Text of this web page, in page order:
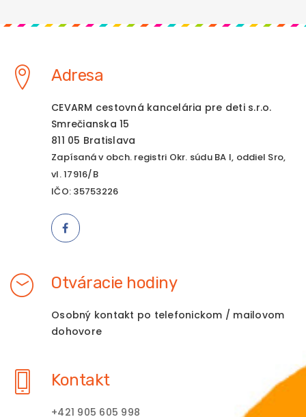
Adresa
CEVARM cestovná kancelária pre deti s.r.o.
Smrečianska 15
811 05 Bratislava
Zapísaná v obch. registri Okr. súdu BA I, oddiel Sro,
vl. 17916/B
IČO: 35753226
Otváracie hodiny
Osobný kontakt po telefonickom / mailovom
dohovore
Kontakt
+421 905 605 998